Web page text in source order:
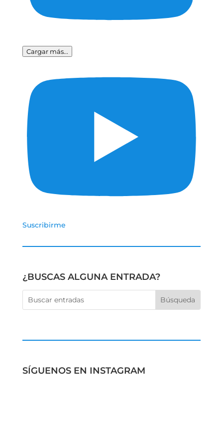
Cargar más...
Suscribirme
¿BUSCAS ALGUNA ENTRADA?
SÍGUENOS EN INSTAGRAM